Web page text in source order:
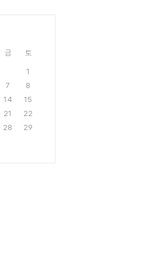
금 토
1
7
8
14
15
21
22
28
29